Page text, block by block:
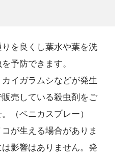
りを良くし葉水や葉を洗
予防できます。
イガラムシなどが発生
売している殺虫剤をご
（ベニカスプレー）
が生える場合がありま
影響はありません。発